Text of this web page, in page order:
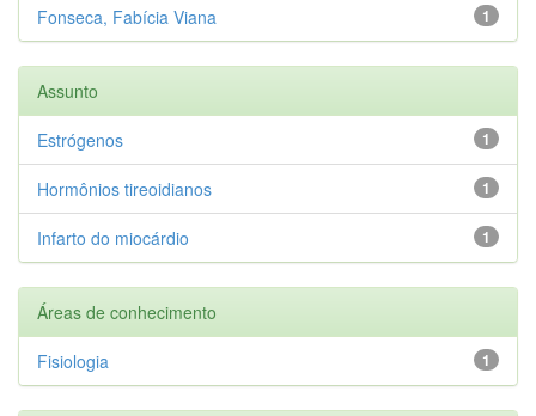
1
Fonseca, Fabícia Viana
Assunto
1
Estrógenos
1
Hormônios tireoidianos
1
Infarto do miocárdio
Áreas de conhecimento
1
Fisiologia